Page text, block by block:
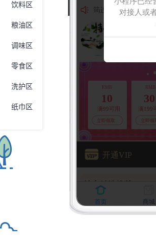
饮料区
粮油区
调味区
零食区
洗护区
纸巾区
干果区
水果区
办公区